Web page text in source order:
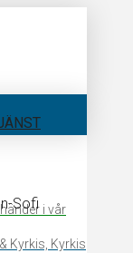
i vår
Kyrkis, Kyrkis
Sofi